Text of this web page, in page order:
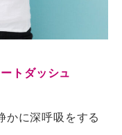
トダッシュ
かに深呼吸をする